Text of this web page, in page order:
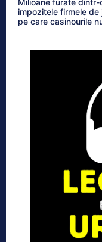
Milioane furate
impozitele firmele
pe care casinourile